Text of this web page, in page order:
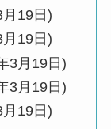
月19日)
月19日)
3月19日)
3月19日)
月19日)